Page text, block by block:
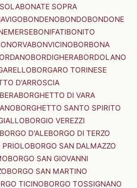
BONATE SOPRA
BONDENOBONDOBONDONE
BONIFATIBONITO
BONVICINOBORBONA
BORDIGHERABORDOLANO
BORGARO TORINESE
D'ARROSCIA
BORGHETTO DI VARA
BORGHETTO SANTO SPIRITO
BORGIO VEREZZI
BORGO D'ALEBORGO DI TERZO
PRIOLOBORGO SAN DALMAZZO
BORGO SAN GIOVANNI
BORGO SAN MARTINO
TICINOBORGO TOSSIGNANO